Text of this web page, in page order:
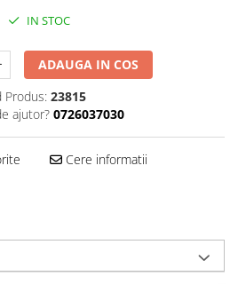
IN STOC
ADAUGA IN COS
Produs: 23815
ajutor? 0726037030
Cere informatii